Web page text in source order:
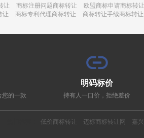
让 商标注册问题商标转让
欧盟商标申请商标转让
让 商标专利代理商标转让 商标转让手续商标转让
您的一款
明码标价
持有人一口价，拒绝差价
低价商标转让 迈标商标转让网 嘉